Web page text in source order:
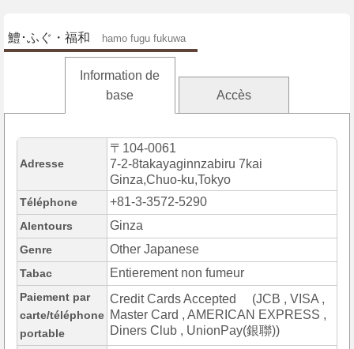
鱧･ふぐ・福和 hamo fugu fukuwa
Information de
base
Accès
Adresse
〒104-0061
7-2-8takayaginnzabiru 7kai
Ginza,Chuo-ku,Tokyo
Téléphone +81-3-3572-5290
Alentours Ginza
Genre Other Japanese
Tabac Entierement non fumeur
Paiement par
carte/téléphone
portable
Credit Cards Accepted (JCB , VISA ,
Master Card , AMERICAN EXPRESS ,
Diners Club , UnionPay(銀聯))